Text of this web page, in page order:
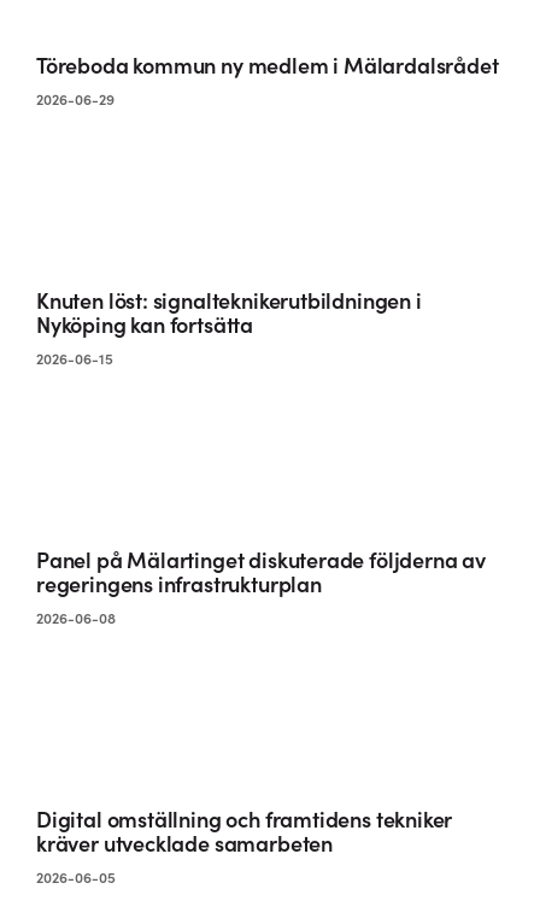
Töreboda kommun ny medlem i Mälardalsrådet
2026-06-29
Knuten löst: signalteknikerutbildningen i
Nyköping kan fortsätta
2026-06-15
Panel på Mälartinget diskuterade följderna av
regeringens infrastrukturplan
2026-06-08
Digital omställning och framtidens tekniker
kräver utvecklade samarbeten
2026-06-05